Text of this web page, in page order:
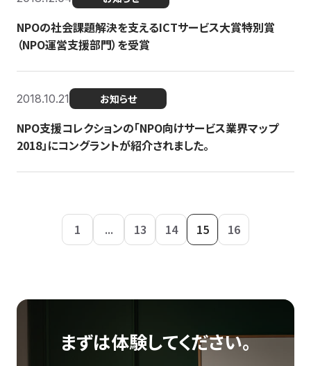
NPOの社会課題解決を支えるICTサービス大賞特別賞
（NPO運営支援部門）を受賞
2018.10.21 お知らせ
NPO支援コレクションの「NPO向けサービス業界マップ
2018」にコングラントが紹介されました。
1 ... 13 14 15 16
まずは体験してください。